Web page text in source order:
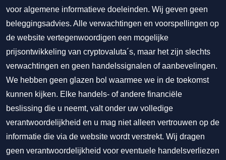
voor algemene informatieve doeleinden. Wij geven geen
beleggingsadvies. Alle verwachtingen en voorspellingen op
de website vertegenwoordigen een mogelijke
prijsontwikkeling van cryptovaluta´s, maar het zijn slechts
verwachtingen en geen handelssignalen of aanbevelingen.
We hebben geen glazen bol waarmee we in de toekomst
kunnen kijken. Elke handels- of andere financiële
beslissing die u neemt, valt onder uw volledige
verantwoordelijkheid en u mag niet alleen vertrouwen op de
informatie die via de website wordt verstrekt. Wij dragen
geen verantwoordelijkheid voor eventuele handelsverliezen